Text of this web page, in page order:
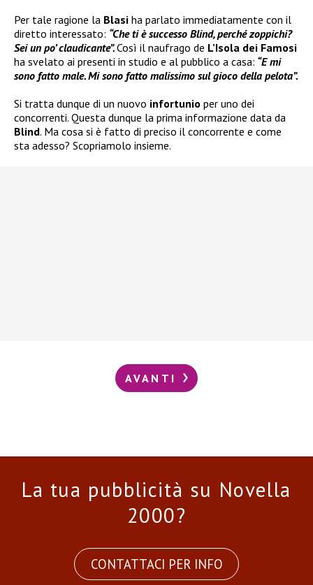
Per tale ragione la Blasi ha parlato immediatamente con il
diretto interessato: “Che ti è successo Blind, perché zoppichi?
Sei un po’ claudicante”.Così il naufrago de L’Isola dei Famosi
ha svelato ai presenti in studio e al pubblico a casa: “E mi
sono fatto male. Mi sono fatto malissimo sul gioco della pelota”.
Si tratta dunque di un nuovo infortunio per uno dei
concorrenti. Questa dunque la prima informazione data da
Blind. Ma cosa si è fatto di preciso il concorrente e come
sta adesso? Scopriamolo insieme.
AVANTI
La tua pubblicità su Novella
2000?
CONTATTACI PER INFO